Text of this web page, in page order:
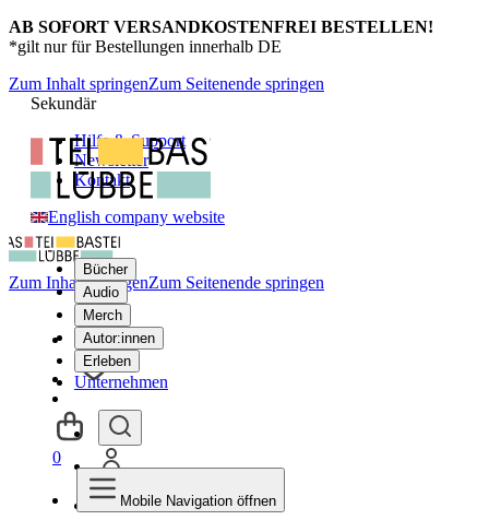
AB SOFORT VERSANDKOSTENFREI BESTELLEN!
*gilt nur für Bestellungen innerhalb DE
Zum Inhalt springenZum Seitenende springen
Sekundär
Hilfe & Support
Newsletter
Kontakt
English company website
Bücher
Audio
Merch
Autor:innen
Erleben
Unternehmen
Zum Inhalt springenZum Seitenende springen
0
Mobile Navigation öffnen